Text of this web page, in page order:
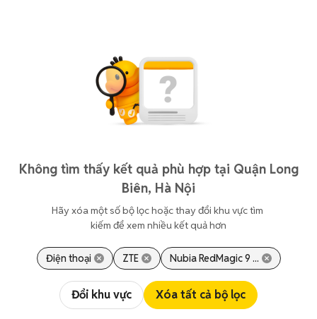
Không tìm thấy kết quả phù hợp tại Quận Long
Biên, Hà Nội
Hãy xóa một số bộ lọc hoặc thay đổi khu vực tìm
kiếm để xem nhiều kết quả hơn
Điện thoại ZTE Nubia RedMagic 9 ...
Đổi khu vực Xóa tất cả bộ lọc